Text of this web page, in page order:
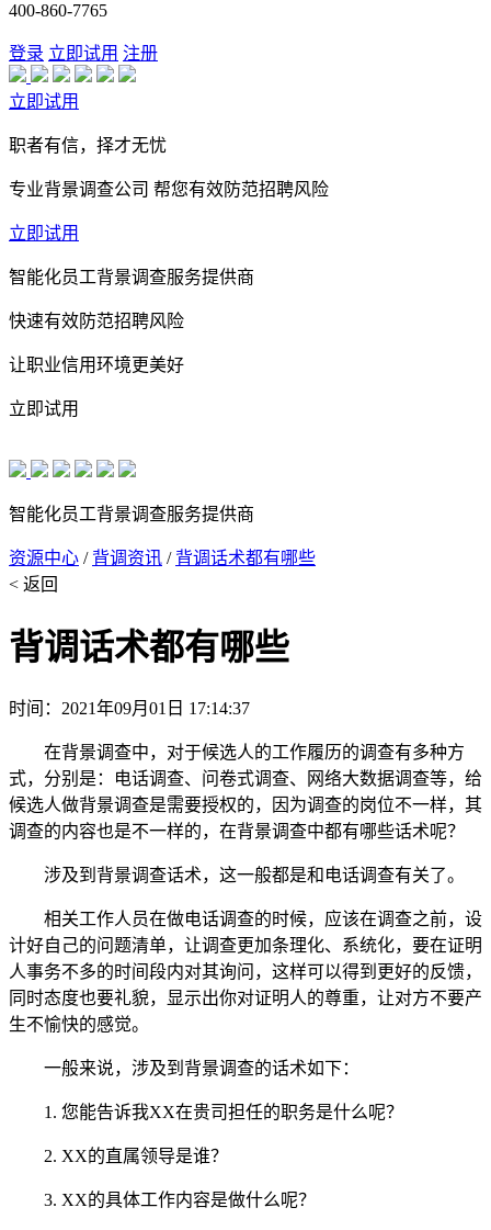
400-860-7765
登录 立即试用 注册
立即试用
职者有信，择才无忧
专业背景调查公司 帮您有效防范招聘风险
立即试用
智能化员工背景调查服务提供商
快速有效防范招聘风险
让职业信用环境更美好
立即试用
智能化员工背景调查服务提供商
资源中心 / 背调资讯 / 背调话术都有哪些
< 返回
背调话术都有哪些
时间：2021年09月01日 17:14:37
在背景调查中，对于候选人的工作履历的调查有多种方
式，分别是：电话调查、问卷式调查、网络大数据调查等，给
候选人做背景调查是需要授权的，因为调查的岗位不一样，其
调查的内容也是不一样的，在背景调查中都有哪些话术呢？
涉及到背景调查话术，这一般都是和电话调查有关了。
相关工作人员在做电话调查的时候，应该在调查之前，设
计好自己的问题清单，让调查更加条理化、系统化，要在证明
人事务不多的时间段内对其询问，这样可以得到更好的反馈，
同时态度也要礼貌，显示出你对证明人的尊重，让对方不要产
生不愉快的感觉。
一般来说，涉及到背景调查的话术如下：
1. 您能告诉我XX在贵司担任的职务是什么呢？
2. XX的直属领导是谁？
3. XX的具体工作内容是做什么呢？